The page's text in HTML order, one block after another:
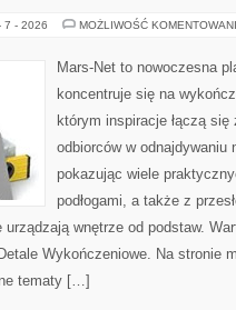
7 - 2026 MOŻLIWOŚĆ
Mars-Net to nowoczesna
koncentruje się na
którym inspiracje łączą
odbiorców w odnajdywaniu
pokazując wiele
podłogami, a także z
wnętrze od podstaw.
Wykończeniowe. Na stronie
tematy […]